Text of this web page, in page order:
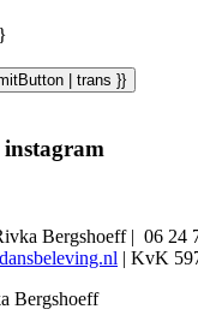
| trans }}
instagram
Bergshoeff | 06 24
| KvK
Bergshoeff